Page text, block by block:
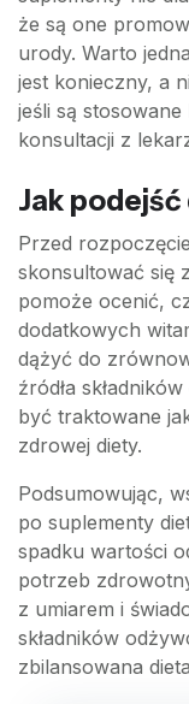
że są one
urody. Warto
jest konieczny, a
jeśli są
konsultacji z
Jak
Przed
skonsultować się
pomoże ocenić,
dodatkowych
dążyć do
źródła
być traktowane
zdrowej diety.
Podsumowując,
po suplementy
spadku wartości
potrzeb
z umiarem i
składników
zbilansowana